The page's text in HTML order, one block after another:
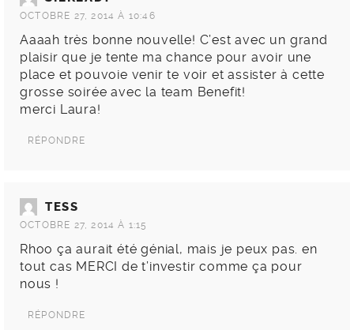
OCTOBRE 27, 2014 À 10:46
Aaaah très bonne nouvelle! C’est avec un grand
plaisir que je tente ma chance pour avoir une
place et pouvoie venir te voir et assister à cette
grosse soirée avec la team Benefit!
merci Laura!
RÉPONDRE
TESS
OCTOBRE 27, 2014 À 1:15
Rhoo ça aurait été génial, mais je peux pas. en
tout cas MERCI de t’investir comme ça pour
nous !
RÉPONDRE